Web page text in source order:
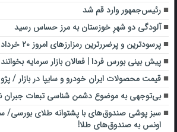
رئیس‌جمهور وارد قم شد
آلودگی دو شهرِ خوزستان به مرز حساس رسید
پرسودترین و پرضررترین رمزارزهای امروز ۲۰ خرداد ۱۴۰۴
پیش بینی بورس فردا | فعالان بازار سرمایه بخوانند
قیمت محصولات ایران خودرو و سایپا در بازار / پژو ۲۰۶ و تارا گران شدند
بی‌توجهی به موضوع دشمن شناسی تبعات جبران
سبز پوشی صندوق‌های با پشتوانه طلای بورسی/
اونس به صندوق‌های طلا!